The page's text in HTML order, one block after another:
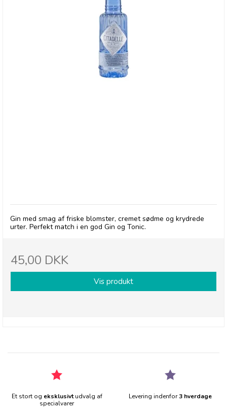
Gin med smag af friske blomster, cremet sødme og krydrede
urter. Perfekt match i en god Gin og Tonic.
45,00 DKK
Vis produkt
Et stort og eksklusivtudvalg af
specialvarer
Levering indenfor3 hverdage